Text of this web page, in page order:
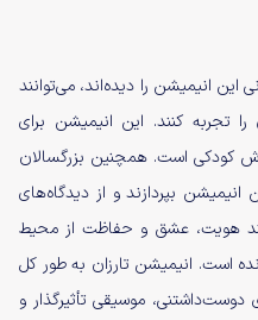
این انیمیشن را دیده‌اند، می‌توانند
تجربه کنند. این انیمیشن برای
کودکی است. همچنین بزرگسالان
بپردازند و از دیدگاه‌های
هویت، عشق و حفاظت از محیط
است. انیمیشن تارزان به طور کل
موسیقی تأثیرگذار و